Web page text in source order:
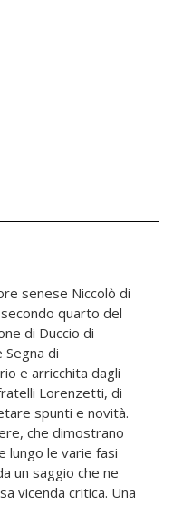
senese Niccolò di
quarto del
di Duccio di
di
e arricchita dagli
Lorenzetti, di
spunti e novità.
che dimostrano
lungo le varie fasi
un saggio che ne
vicenda critica. Una